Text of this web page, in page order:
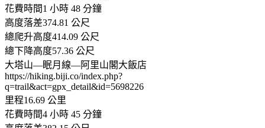
花費時間1 小時 48 分鐘
高度落差374.81 公尺
總爬升高度414.09 公尺
總下降高度57.36 公尺
大塔山—眠月線—阿里山閣大飯店
https://hiking.biji.co/index.php?
q=trail&act=gpx_detail&id=5698226
里程16.69 公里
花費時間4 小時 45 分鐘